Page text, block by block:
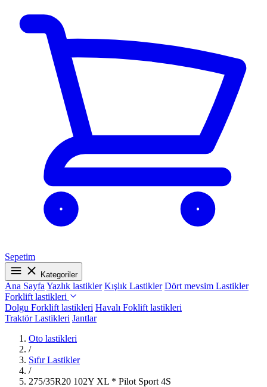
Sepetim
Kategoriler
Ana Sayfa Yazlık lastikler Kışlık Lastikler Dört mevsim Lastikler
Forklift lastikleri
Dolgu Forklift lastikleri Havalı Foklift lastikleri
Traktör Lastikleri Jantlar
Oto lastikleri
/
Sıfır Lastikler
/
275/35R20 102Y XL * Pilot Sport 4S